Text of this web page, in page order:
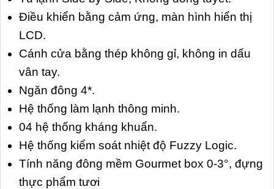
Điều khiển bằng cảm ứng, màn hình hiển thị
LCD.
Cánh cửa bằng thép không gỉ, không in dấu
vân tay.
Ngăn đông 4*.
Hệ thống làm lạnh thông minh.
04 hệ thống kháng khuẩn.
Hệ thống kiểm soát nhiệt độ Fuzzy Logic.
Tính năng đông mềm Gourmet box 0-3°, đựng
thực phẩm tươi